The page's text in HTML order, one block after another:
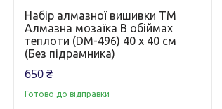
Набір алмазної вишивки ТМ
Алмазна мозаїка В обіймах
теплоти (DM-496) 40 х 40 см
(Без підрамника)
650 ₴
Готово до відправки